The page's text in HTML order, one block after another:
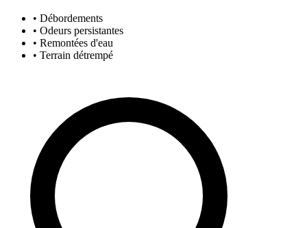
• Débordements
• Odeurs persistantes
• Remontées d'eau
• Terrain détrempé